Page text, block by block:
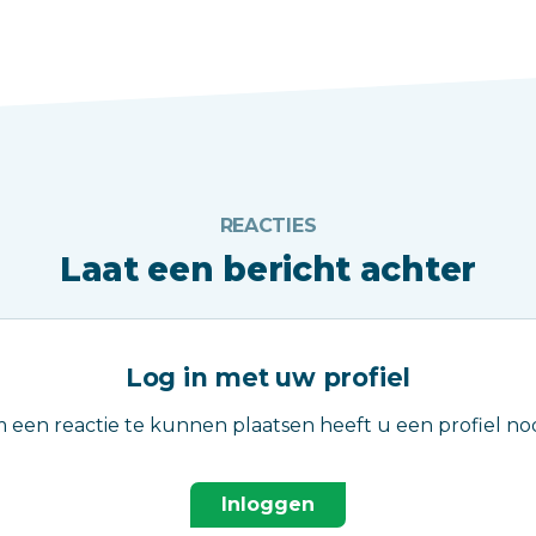
REACTIES
Laat een bericht achter
Log in met uw profiel
een reactie te kunnen plaatsen heeft u een profiel
Inloggen